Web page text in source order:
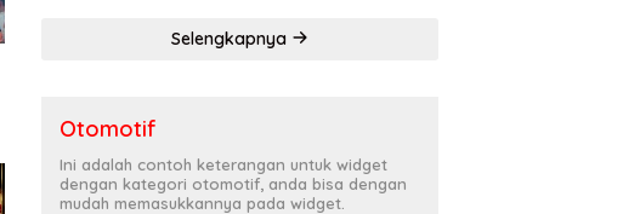
Selengkapnya
Otomotif
Ini adalah contoh keterangan untuk widget
dengan kategori otomotif, anda bisa dengan
mudah memasukkannya pada widget.